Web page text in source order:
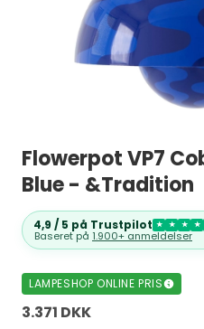
Flowerpot VP7
Blue - &Tradition
4,9 / 5 på Trustpilot ★ ★ ★ ★
Baseret på 1.900+ anmeldelser
LAMPESHOP ONLINE PRIS
3.371 DKK